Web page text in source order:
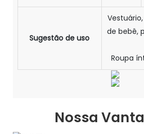
Sugestão de uso
de bebê,
Roupa
Nossa